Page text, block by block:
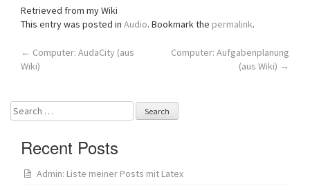
Retrieved from my Wiki
This entry was posted in Audio. Bookmark the permalink.
Post
← Computer: AudaCity (aus
Wiki)
Computer: Aufgabenplanung
(aus Wiki) →
Search
for:
Recent Posts
Admin: Liste meiner Posts mit Latex